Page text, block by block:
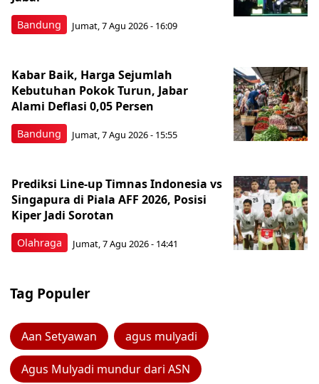
Bandung Jumat, 7 Agu 2026 - 16:09
Bandung
Kabar Baik, Harga Sejumlah
Kebutuhan Pokok Turun, Jabar
Alami Deflasi 0,05 Persen
Jumat, 7 Agu 2026 - 15:55
Olahraga
Prediksi Line-up Timnas Indonesia vs
Singapura di Piala AFF 2026, Posisi
Kiper Jadi Sorotan
Jumat, 7 Agu 2026 - 14:41
Tag Populer
Aan Setyawan agus mulyadi
Agus Mulyadi mundur dari ASN